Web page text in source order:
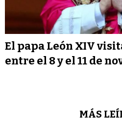
El papa León XIV
entre el 8 y el 11 de
MÁS